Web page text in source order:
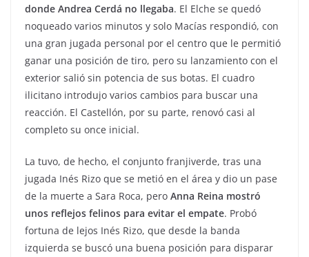
donde Andrea Cerdá no llegaba. El Elche se quedó
noqueado varios minutos y solo Macías respondió, con
una gran jugada personal por el centro que le permitió
ganar una posición de tiro, pero su lanzamiento con el
exterior salió sin potencia de sus botas. El cuadro
ilicitano introdujo varios cambios para buscar una
reacción. El Castellón, por su parte, renovó casi al
completo su once inicial.
La tuvo, de hecho, el conjunto franjiverde, tras una
jugada Inés Rizo que se metió en el área y dio un pase
de la muerte a Sara Roca, pero Anna Reina mostró
unos reflejos felinos para evitar el empate. Probó
fortuna de lejos Inés Rizo, que desde la banda
izquierda se buscó una buena posición para disparar